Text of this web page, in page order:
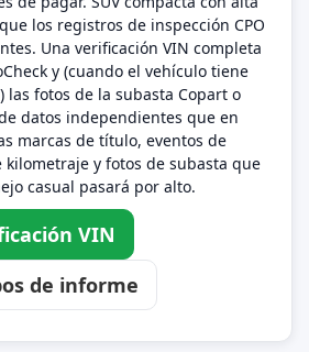
los registros de inspección CPO
Una verificación VIN completa
y (cuando el vehículo tiene
las fotos de la subasta Copart o
datos independientes que en
marcas de título, eventos de
kilometraje y fotos de subasta que
casual pasará por alto.
VIN
de informe